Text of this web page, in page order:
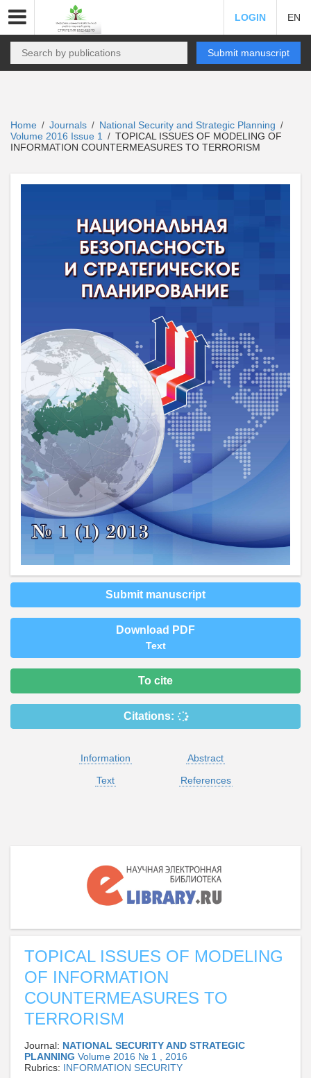
LOGIN EN
Submit manuscript
Home / Journals / National Security and Strategic Planning /
Volume 2016 Issue 1 / TOPICAL ISSUES OF MODELING OF
INFORMATION COUNTERMEASURES TO TERRORISM
Submit manuscript
Download PDF
Text
To cite
Citations:
Information
Abstract
Text
References
TOPICAL ISSUES OF MODELING
OF INFORMATION
COUNTERMEASURES TO
TERRORISM
Journal: NATIONAL SECURITY AND STRATEGIC
PLANNING Volume 2016 № 1 , 2016
Rubrics: INFORMATION SECURITY